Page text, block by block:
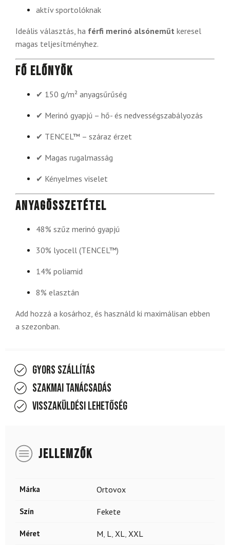
aktív sportolóknak
Ideális választás, ha férfi merinó alsóneműt keresel
magas teljesítményhez.
Fő előnyök
✔ 150 g/m² anyagsűrűség
✔ Merinó gyapjú – hő- és nedvességszabályozás
✔ TENCEL™ – száraz érzet
✔ Magas rugalmasság
✔ Kényelmes viselet
Anyagösszetétel
48% szűz merinó gyapjú
30% lyocell (TENCEL™)
14% poliamid
8% elasztán
Add hozzá a kosárhoz, és használd ki maximálisan ebben
a szezonban.
Gyors szállítás
Szakmai tanácsadás
Visszaküldési lehetőség
JELLEMZŐK
Márka Ortovox
Szín Fekete
Méret M, L, XL, XXL